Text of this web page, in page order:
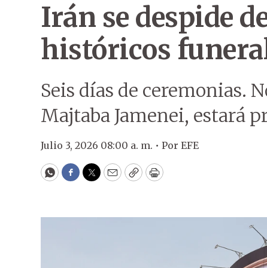
Irán se despide
históricos
Seis días de ceremonias.
Majtaba Jamenei, estará
Julio 3, 2026 08:00 a. m. • Por EFE
WhatsApp
Facebook
Twitter
EmailCopyPrint